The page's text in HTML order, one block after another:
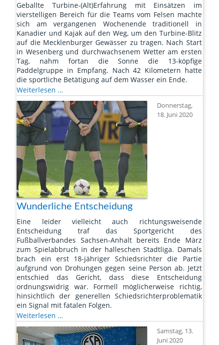
Geballte Turbine-(Alt)Erfahrung mit Einsätzen im
vierstelligen Bereich für die Teams vom Felsen machte
sich am vergangenen Wochenende traditionell in
Kanadier und Kajak auf den Weg, um den Turbine-Blitz
auf die Mecklenburger Gewässer zu tragen. Nach Start
in Wesenberg und durchwachsenem Wetter am ersten
Tag, nahm fortan die Sonne die 13-köpfige
Paddelgruppe in Empfang. Nach 42 Kilometern hatte
die sportliche Betätigung auf dem Wasser ein Ende.
Weiterlesen …
Erfahrung
auf
Mecklenburger
Gewässern
Donnerstag,
18. Juni 2020
Wunderliche Entscheidung
Eine leider vielleicht auch richtungsweisende
Entscheidung traf das Sportgericht des
Fußballverbandes Sachsen-Anhalt bereits Ende März
zum Spielabbruch in der halleschen Stadtliga. Damals
brach ein erst 18-jähriger Schiedsrichter die Partie
aufgrund von Drohungen gegen seine Person ab. Jetzt
entschied das Gericht, dass diese Entscheidung
ordnungswidrig war. Formell möglicherweise richtig,
hinsichtlich der generellen Schiedsrichterproblematik
ein Signal mit fatalen Folgen.
Weiterlesen …
Entscheidung
Samstag, 13.
Juni 2020